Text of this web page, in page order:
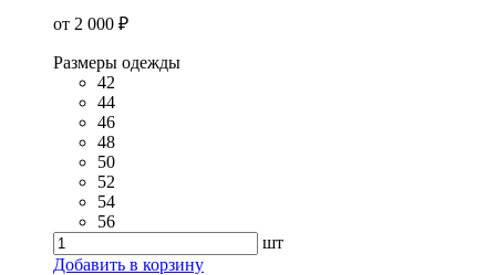
от 2 000 ₽
Размеры одежды
42
44
46
48
50
52
54
56
шт
Добавить в корзину